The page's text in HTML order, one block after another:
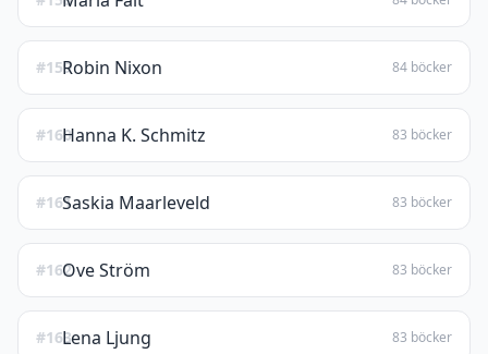
#159Robin Nixon 84 böcker
#160Hanna K. Schmitz 83 böcker
#161Saskia Maarleveld 83 böcker
#162Ove Ström 83 böcker
#163Lena Ljung 83 böcker